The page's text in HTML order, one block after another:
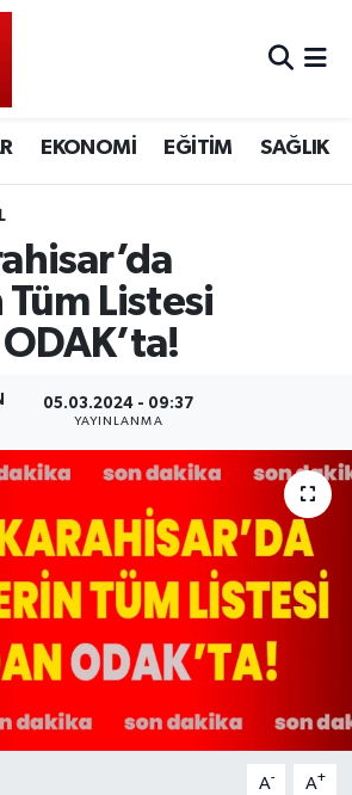
EKONOMİ EĞİTİM SAĞLIK
Listesi
05.03.2024 - 09:37
YAYINLANMA
A- A+